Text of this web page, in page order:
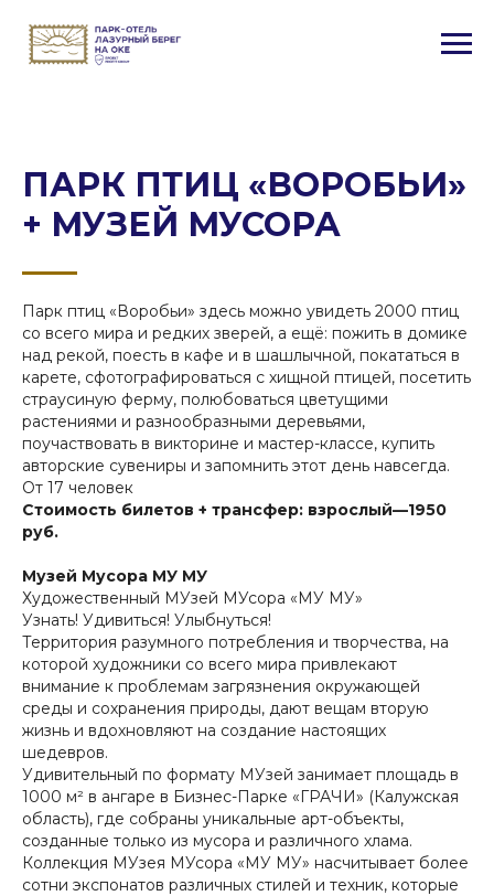
ПАРК ПТИЦ «ВОРОБЬИ»
+ МУЗЕЙ МУСОРА
Парк птиц «Воробьи» здесь можно увидеть 2000 птиц
со всего мира и редких зверей, а ещё: пожить в домике
над рекой, поесть в кафе и в шашлычной, покататься в
карете, сфотографироваться с хищной птицей, посетить
страусиную ферму, полюбоваться цветущими
растениями и разнообразными деревьями,
поучаствовать в викторине и мастер-классе, купить
авторские сувениры и запомнить этот день навсегда.
От 17 человек
Стоимость билетов + трансфер: взрослый—1950
руб.
Музей Мусора МУ МУ
Художественный МУзей МУсора «МУ МУ»
Узнать! Удивиться! Улыбнуться!
Территория разумного потребления и творчества, на
которой художники со всего мира привлекают
внимание к проблемам загрязнения окружающей
среды и сохранения природы, дают вещам вторую
жизнь и вдохновляют на создание настоящих
шедевров.
Удивительный по формату МУзей занимает площадь в
1000 м² в ангаре в Бизнес-Парке «ГРАЧИ» (Калужская
область), где собраны уникальные арт-объекты,
созданные только из мусора и различного хлама.
Коллекция МУзея МУсора «МУ МУ» насчитывает более
сотни экспонатов различных стилей и техник, которые